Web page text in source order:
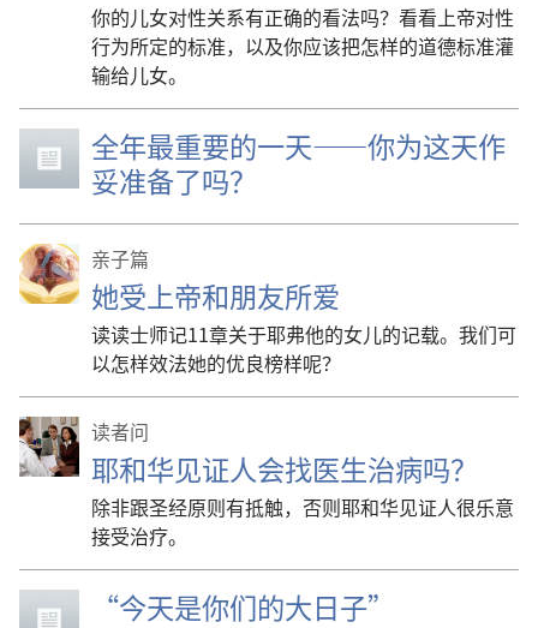
你的儿女对性关系有正确的看法吗？看看上帝对性
行为所定的标准，以及你应该把怎样的道德标准灌
输给儿女。
全年最重要的一天——你为这天作
妥准备了吗？
亲子篇
她受上帝和朋友所爱
读读士师记11章关于耶弗他的女儿的记载。我们可
以怎样效法她的优良榜样呢？
读者问
耶和华见证人会找医生治病吗？
除非跟圣经原则有抵触，否则耶和华见证人很乐意
接受治疗。
“今天是你们的大日子”